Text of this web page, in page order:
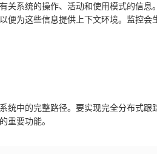
关系统的操作、活动和使用模式的信
便为这些信息提供上下文环境。监控
统中的完整路径。要实现完全分布式
重要功能。